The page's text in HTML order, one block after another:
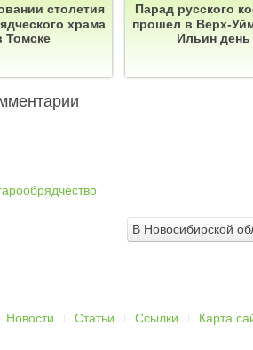
столетия
храма
Томске
Парад русского
прошел в Верх-
Ильин день
В Новосибирской
Новости Статьи Ссылки Карта